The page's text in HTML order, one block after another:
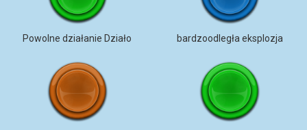
Powolne działanie Działo bardzoodległa eksplozja